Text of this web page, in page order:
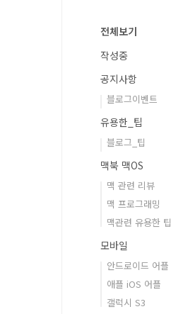
전체보기
작성중
공지사항
블로그이벤트
유용한_팁
블로그_팁
맥북 맥OS
맥 관련 리뷰
맥 프로그래밍
맥관련 유용한 팁
모바일
안드로이드 어플
애플 iOS 어플
갤럭시 S3